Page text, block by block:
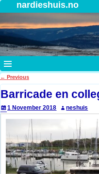
nardieshuis.no
Post navigation
← Previous
Barricade en
1 November 2018 neshuis